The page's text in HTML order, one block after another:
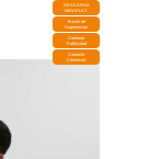
DESCARGA
MIRAPLAY
Buzón de
Sugerencias
Contratar
Publicidad
Contacto
Comercial